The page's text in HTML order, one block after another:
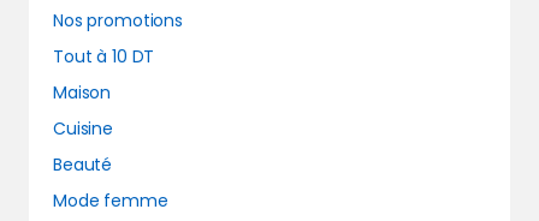
Nos promotions
Tout à 10 DT
Maison
Cuisine
Beauté
Mode femme